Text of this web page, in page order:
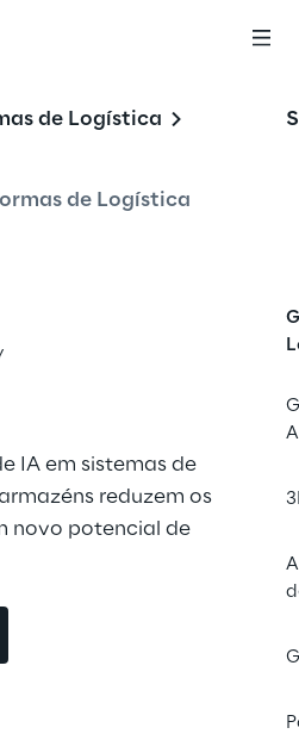
de Logística
de Logística
sua
para a
IA em sistemas de
reduzem os
novo potencial de